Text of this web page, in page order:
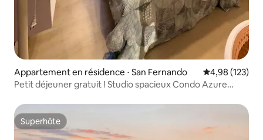
Appartement en résidence ⋅ San Fernando Évaluation
4,98 (123)
Petit déjeuner gratuit ! Studio spacieux Condo Azure
Superhôte
Superhôte